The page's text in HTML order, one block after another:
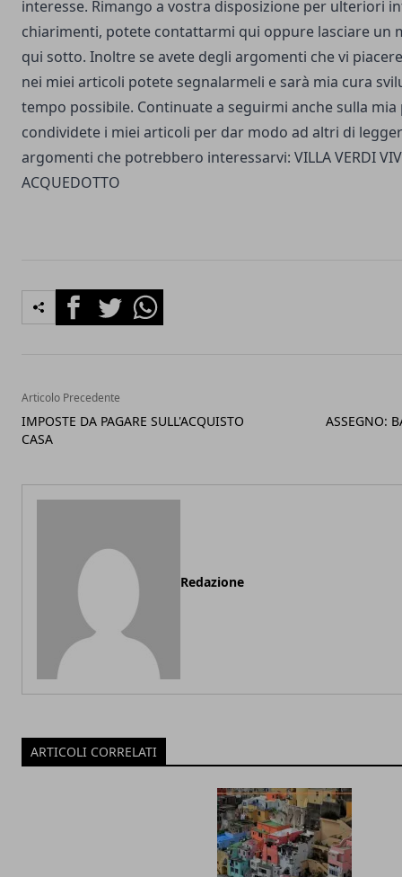
interesse. Rimango a vostra disposizione per ulteriori
chiarimenti, potete contattarmi qui oppure lasciare un
qui sotto. Inoltre se avete degli argomenti che vi
nei miei articoli potete segnalarmeli e sarà mia cura
tempo possibile. Continuate a seguirmi anche sulla mia
condividete i miei articoli per dar modo ad altri di
argomenti che potrebbero interessarvi: VILLA VERDI
ACQUEDOTTO
FacebookTwitterWhatsapp
Articolo Precedente
IMPOSTE DA PAGARE SULL'ACQUISTO
CASA
ASSEGNO:
Redazione
ARTICOLI CORRELATI